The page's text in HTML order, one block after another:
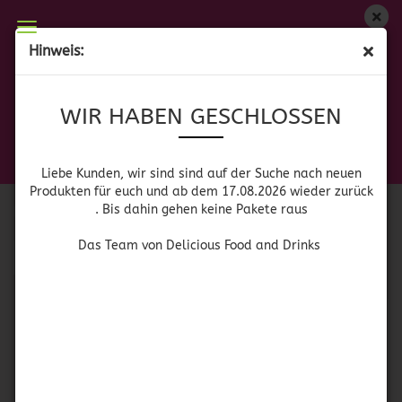
Hinweis:
WIR HABEN GESCHLOSSEN
Liebe Kunden, wir sind sind auf der Suche nach neuen
Produkten für euch und ab dem 17.08.2026 wieder zurück
. Bis dahin gehen keine Pakete raus
Das Team von Delicious Food and Drinks
WIR HABEN GESCHLOSSEN
Produkten für euch und wieder ab dem 17.08.2026
Das Team von Delicious Food and Drinks
Sortieren nach
Sortieren nach Alle Hersteller
pro Seite
64 pro Seite